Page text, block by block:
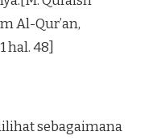
Al-Qur’an,
hal. 48]
sebagaimana